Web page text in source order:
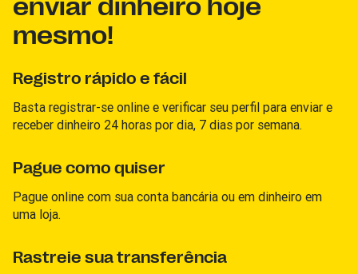
enviar dinheiro hoje
mesmo!
Registro rápido e fácil
Basta registrar-se online e verificar seu perfil para enviar e
receber dinheiro 24 horas por dia, 7 dias por semana.
Pague como quiser
Pague online com sua conta bancária ou em dinheiro em
uma loja.
Rastreie sua transferência